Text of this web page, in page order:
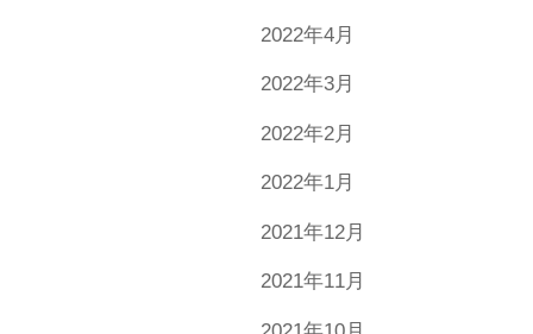
2022年4月
2022年3月
2022年2月
2022年1月
2021年12月
2021年11月